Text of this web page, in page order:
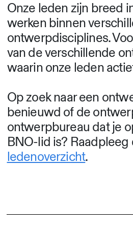
Onze leden zijn breed
werken binnen
ontwerpdisciplines.
van de verschillende
waarin onze leden
Op zoek naar een
benieuwd of de
ontwerpbureau dat je
BNO-lid is? Raadpleeg
ledenoverzicht.